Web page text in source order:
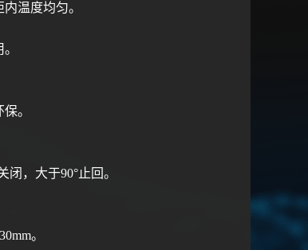
温度均匀。
。
闭，大于90°止回。
。